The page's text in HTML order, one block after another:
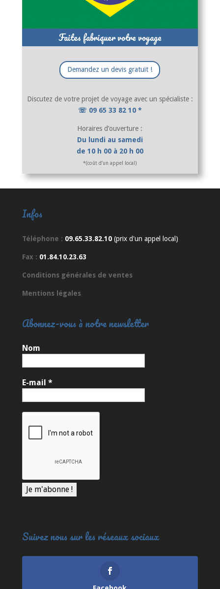
Faites fabriquer votre voyage
Demandez un devis gratuit !
Discutez de votre projet de voyage avec un spécialiste :
☏ 09 65 33 82 10 *
Horaires d’ouverture :
Du lundi au samedi
de 10 h 00 à 20 h 00
*(coût d’un appel local)
Infos
Téléphone : 09.65.33.82.10(prix d'un appel local)
Fax : 01.84.10.23.63
Conditions générales de ventes
Mentions légales
Abonnez-vous à notre newsletter
Nom
E-mail *
Suivez nous sur les réseaux sociaux